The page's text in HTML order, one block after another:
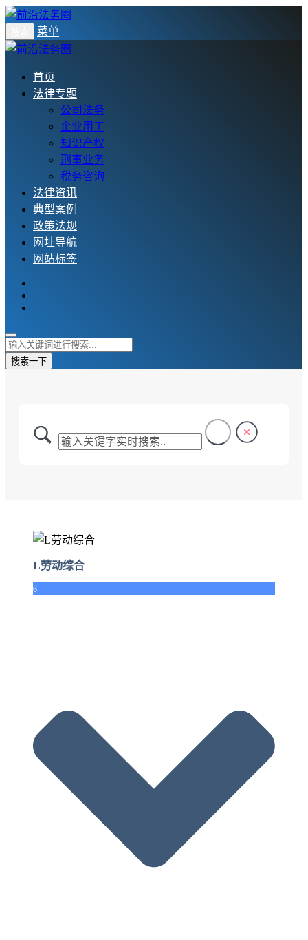
菜单
首页
法律专题
公司法务
企业用工
知识产权
刑事业务
税务咨询
法律资讯
典型案例
政策法规
网址导航
网站标签
搜索一下
L劳动综合
6